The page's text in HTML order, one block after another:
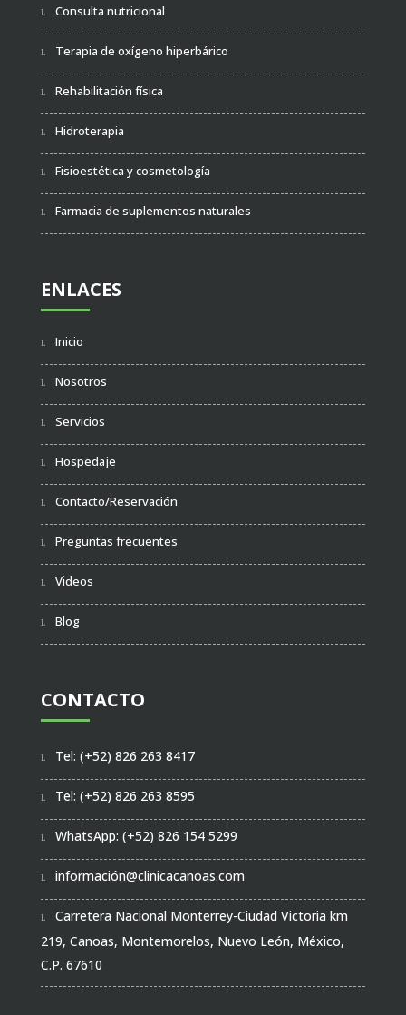
Consulta nutricional
Terapia de oxígeno hiperbárico
Rehabilitación física
Hidroterapia
Fisioestética y cosmetología
Farmacia de suplementos naturales
ENLACES
Inicio
Nosotros
Servicios
Hospedaje
Contacto/Reservación
Preguntas frecuentes
Videos
Blog
CONTACTO
Tel: (+52) 826 263 8417
Tel: (+52) 826 263 8595
WhatsApp: (+52) 826 154 5299
información@clinicacanoas.com
Carretera Nacional Monterrey-Ciudad Victoria km
219, Canoas, Montemorelos, Nuevo León, México,
C.P. 67610